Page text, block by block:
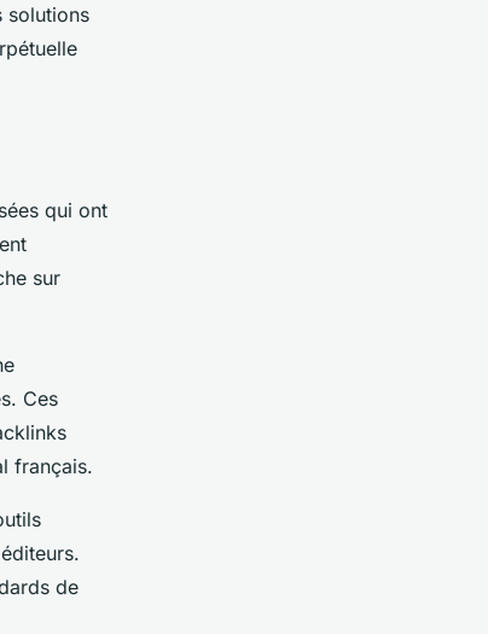
solutions
qui ont
sur
Ces
français.
de